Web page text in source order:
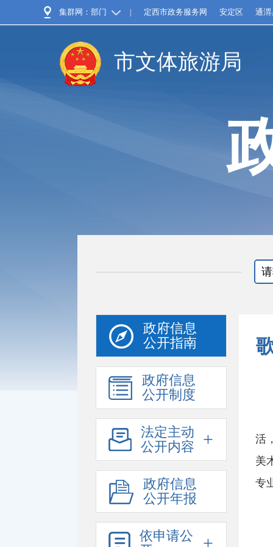
集群网：部门 | 定西市政务服务网 安定区 通渭
市文体旅游局
政府信息
公开指南
政府信息
公开制度
法定主动
公开内容
+
政府信息
公开年报
依申请公
活
美
专